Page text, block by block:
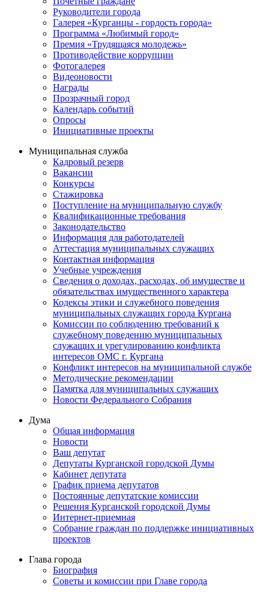
Руководители города
Галерея «Курганцы - гордость города»
Программа «Любимый город»
Премия «Трудящаяся молодежь»
Противодействие коррупции
Фотогалерея
Видеоновости
Награды
Прозрачный город
Календарь событий
Опросы
Инициативные проекты
Муниципальная служба
Кадровый резерв
Вакансии
Конкурсы
Стажировка
Поступление на муниципальную службу
Квалификационные требования
Законодательство
Информация для работодателей
Аттестация муниципальных служащих
Контактная информация
Учебные учреждения
Сведения о доходах, расходах, об имуществе и
обязательствах имущественного характера
Кодексы этики и служебного поведения
муниципальных служащих города Кургана
Комиссии по соблюдению требований к
служебному поведению муниципальных
служащих и урегулированию конфликта
интересов ОМС г. Кургана
Конфликт интересов на муниципальной службе
Методические рекомендации
Памятка для муниципальных служащих
Новости Федерального Cобрания
Дума
Общая информация
Новости
Ваш депутат
Депутаты Курганской городской Думы
Кабинет депутата
График приема депутатов
Постоянные депутатские комиссии
Решения Курганской городской Думы
Интернет-приемная
Собрание граждан по поддержке инициативных
проектов
Глава города
Биография
Советы и комиссии при Главе города